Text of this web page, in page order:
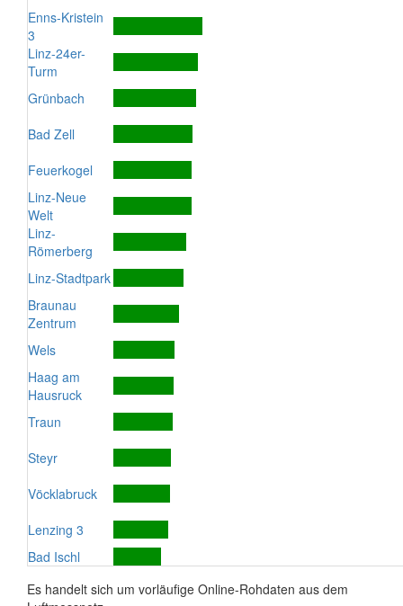
Enns-Kristein
3
Linz-24er-
Turm
Grünbach
Bad Zell
Feuerkogel
Linz-Neue
Welt
Linz-
Römerberg
Linz-Stadtpark
Braunau
Zentrum
Wels
Haag am
Hausruck
Traun
Steyr
Vöcklabruck
Lenzing 3
Bad Ischl
Es handelt sich um vorläufige Online-Rohdaten aus dem